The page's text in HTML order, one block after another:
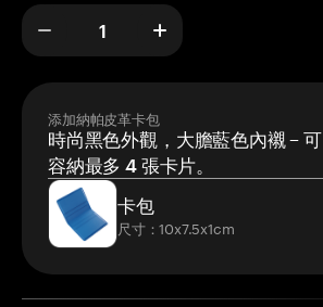
添加納帕皮革卡包
時尚黑色外觀，大膽藍色內襯 – 可
容納最多 4 張卡片。
卡包
尺寸：10x7.5x1cm